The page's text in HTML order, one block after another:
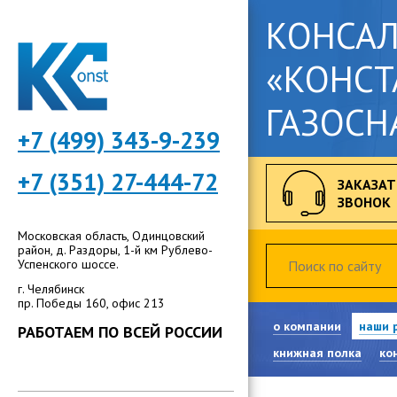
+7 (499) 343-9-239
+7 (351) 27-444-72
Московская область, Одинцовский
район, д. Раздоры, 1-й км Рублево-
Успенского шоссе.
г. Челябинск
пр. Победы 160, офис 213
РАБОТАЕМ ПО ВСЕЙ РОССИИ
ЗВОНОК
о компании
наши
книжная полка